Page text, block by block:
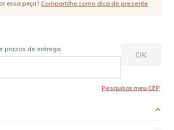
essa peça? Compartilhe como dica de presente